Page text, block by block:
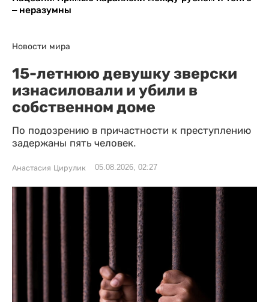
– неразумны
Новости мира
15-летнюю девушку зверски
изнасиловали и убили в
собственном доме
По подозрению в причастности к преступлению
задержаны пять человек.
Анастасия Цирулик 05.08.2026, 02:27